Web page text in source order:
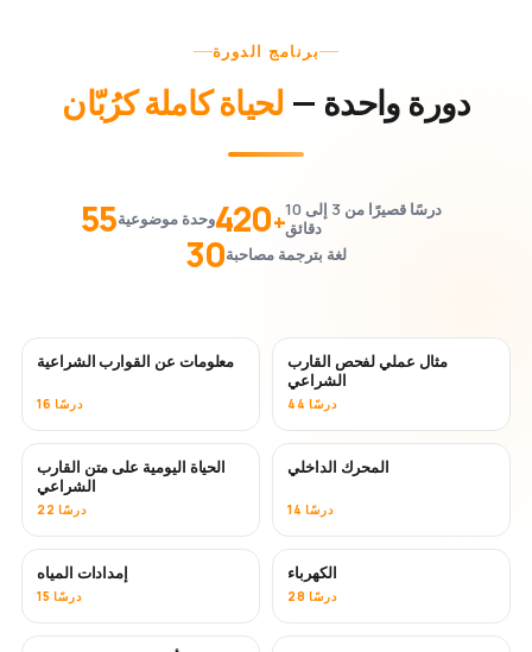
برنامج الدورة
دورة واحدة — لحياة كاملة كرُبّان
55وحدة موضوعية420+درسًا قصيرًا من 3 إلى 10
دقائق
30لغة بترجمة مصاحبة
معلومات عن القوارب الشراعية
16 درسًا
مثال عملي لفحص القارب
الشراعي
44 درسًا
الحياة اليومية على متن القارب
الشراعي
22 درسًا
المحرك الداخلي
14 درسًا
إمدادات المياه
15 درسًا
الكهرباء
28 درسًا